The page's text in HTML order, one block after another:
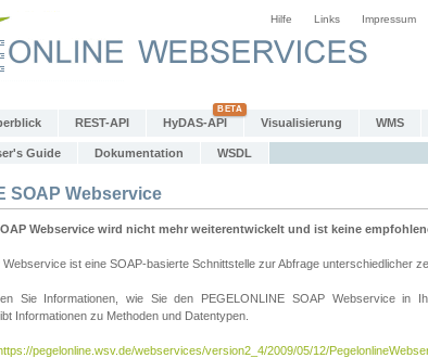
Hilfe Links Impressum
REST-API HyDAS-API Visualisierung WMS
Guide Dokumentation WSDL
SOAP Webservice
Webservice wird nicht mehr weiterentwickelt und ist keine
ist eine SOAP-basierte Schnittstelle zur Abfrage unterschiedlicher
Sie Informationen, wie Sie den PEGELONLINE SOAP Webservice in
Informationen zu Methoden und Datentypen.
pegelonline.wsv.de/webservices/version2_4/2009/05/12/